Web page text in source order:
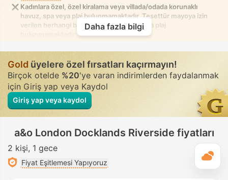
Kadınlara özel, özel kiralama veya villada/odada korunaklı
havuz, spa veya plaj bulunmamaktadır. Tesettür mayoya izin
verilen herhangi bir karışık havuz, spa veya plaj
Daha fazla bilgi
Goldüyelere özel fırsatları kaçırmayın!
Birçok otelde%20'ye varan indirimlerden faydalanmak
için Giriş yap veya Kaydol
Giriş yap veya kaydol
a&o London Docklands Riverside fiyatları
2 kişi 1 gece
Fiyat Eşitlemesi Yapıyoruz